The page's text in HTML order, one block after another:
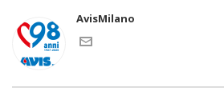
AvisMilano